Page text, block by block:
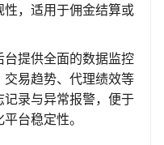
，适用于佣金结算或
台提供全面的数据监控
易趋势、代理绩效等
录与异常报警，便于
台稳定性。